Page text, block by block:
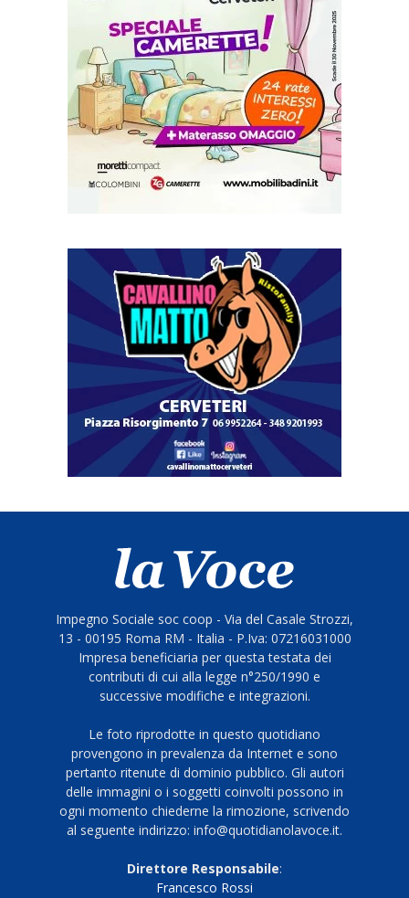
Impegno Sociale soc coop - Via del Casale Strozzi,
13 - 00195 Roma RM - Italia - P.Iva: 07216031000
Impresa beneficiaria per questa testata dei
contributi di cui alla legge n°250/1990 e
successive modifiche e integrazioni.
Le foto riprodotte in questo quotidiano
provengono in prevalenza da Internet e sono
pertanto ritenute di dominio pubblico. Gli autori
delle immagini o i soggetti coinvolti possono in
ogni momento chiederne la rimozione, scrivendo
al seguente indirizzo: info@quotidianolavoce.it.
Direttore Responsabile:
Francesco Rossi